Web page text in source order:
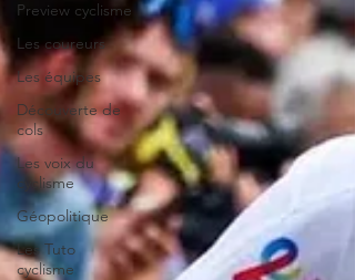
Preview cyclisme
Les coureurs
Les équipes
Découverte de
cols
Les voix du
cyclisme
Géopolitique
Les Tuto
cyclisme